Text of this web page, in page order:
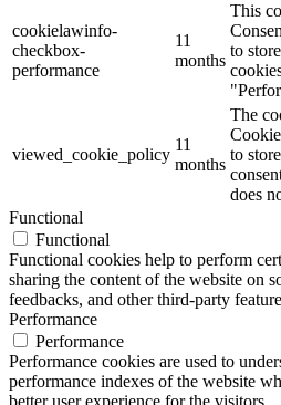
cookielawinfo-
checkbox-
performance
11
months
This
to
viewed_cookie_policy
11
months
The
to
does
Functional
Functional
Functional cookies help to perform
sharing the content of the website on
feedbacks, and other third-party
Performance
Performance
Performance cookies are used to
performance indexes of the website